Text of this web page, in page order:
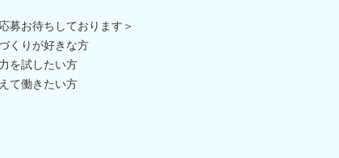
募お待ちしております＞
くりが好きな方
を試したい方
て働きたい方